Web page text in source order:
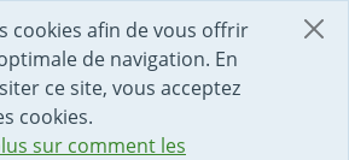
cookies afin de vous offrir
de navigation. En
ce site, vous acceptez
cookies.
sur comment les
DE LA PAGE
DE RECHERCHE